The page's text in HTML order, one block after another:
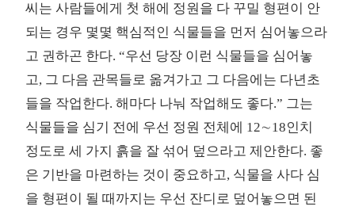
씨는 사람들에게 첫 해에 정원을 다 꾸밀 형편이 안
되는 경우 몇몇 핵심적인 식물들을 먼저 심어놓으라
고 권하곤 한다. “우선 당장 이런 식물들을 심어놓
고, 그 다음 관목들로 옮겨가고 그 다음에는 다년초
들을 작업한다. 해마다 나눠 작업해도 좋다.” 그는
식물들을 심기 전에 우선 정원 전체에 12∼18인치
정도로 세 가지 흙을 잘 섞어 덮으라고 제안한다. 좋
은 기반을 마련하는 것이 중요하고, 식물을 사다 심
을 형편이 될 때까지는 우선 잔디로 덮어놓으면 된